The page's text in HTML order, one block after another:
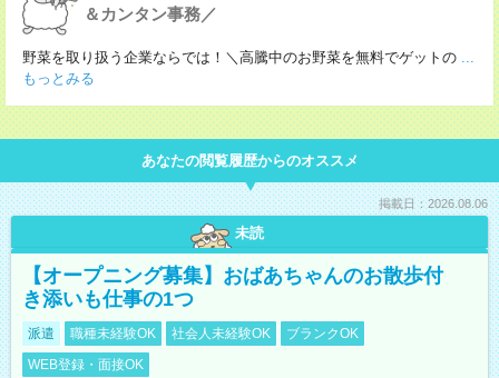
＆カンタン事務／
野菜を取り扱う企業ならでは！＼高騰中のお野菜を無料でゲットの ...
もっとみる
あなたの閲覧履歴からのオススメ
掲載日：2026.08.06
未読
【オープニング募集】おばあちゃんのお散歩付
き添いも仕事の1つ
派遣 職種未経験OK 社会人未経験OK
ブランクOK
WEB登録・面接OK